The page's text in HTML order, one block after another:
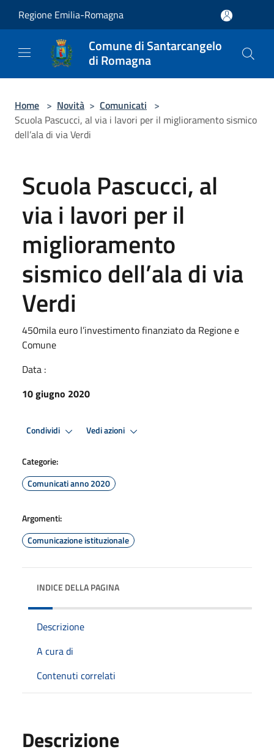
Regione Emilia-Romagna
Comune di Santarcangelo
di Romagna
Home > Novità > Comunicati >
Scuola Pascucci, al via i lavori per il miglioramento sismico
dell’ala di via Verdi
Scuola Pascucci, al
via i lavori per il
miglioramento
sismico dell’ala di via
Verdi
450mila euro l’investimento finanziato da Regione e
Comune
Data :
10 giugno 2020
Condividi Vedi azioni
Categorie:
Comunicati anno 2020
Argomenti:
Comunicazione istituzionale
INDICE DELLA PAGINA
Descrizione
A cura di
Contenuti correlati
Descrizione